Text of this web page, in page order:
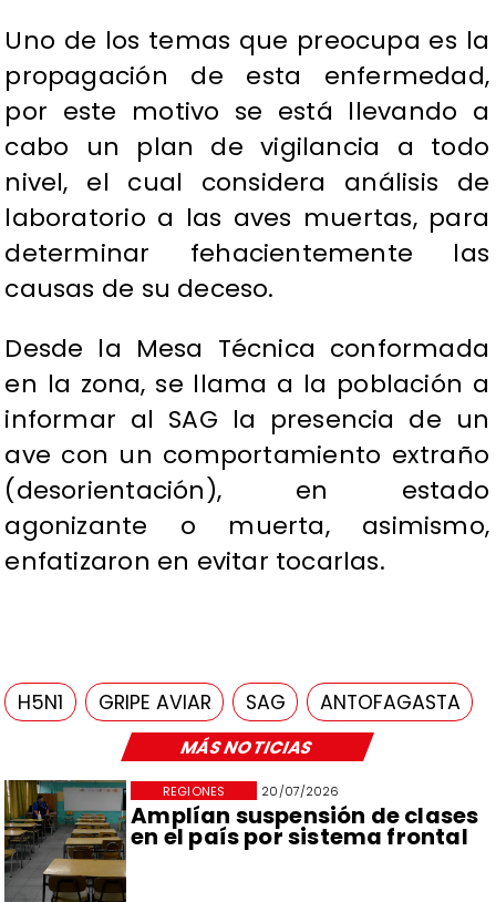
MÁS NOTICIAS
20/07/2026
Amplían suspensión de clases
en el país por sistema frontal
REGIONES
Uno de los temas que preocupa es la
propagación de esta enfermedad,
por este motivo se está llevando a
cabo un plan de vigilancia a todo
nivel, el cual considera análisis de
laboratorio a las aves muertas, para
determinar fehacientemente las
causas de su deceso.
Desde la Mesa Técnica conformada
en la zona, se llama a la población a
informar al SAG la presencia de un
ave con un comportamiento extraño
(desorientación), en estado
agonizante o muerta, asimismo,
enfatizaron en evitar tocarlas.
H5N1 GRIPE AVIAR SAG ANTOFAGASTA